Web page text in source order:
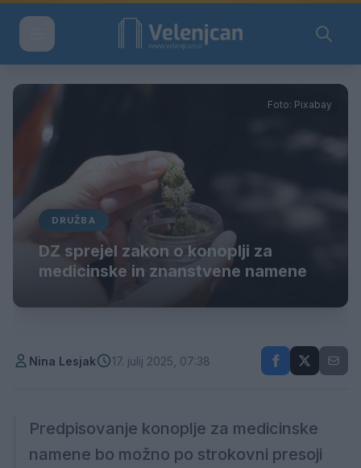
Foto: Pixabay
DRUŽBA
DZ sprejel zakon o konoplji za
medicinske in znanstvene namene
Nina Lesjak 17. julij 2025, 07:38
Predpisovanje konoplje za medicinske
namene bo možno po strokovni presoji